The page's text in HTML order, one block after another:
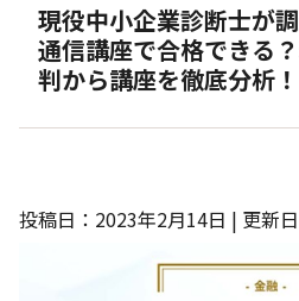
現役中小企業診断士が
通信講座で合格できる
判から講座を徹底分析！
投稿日：2023年2月14日 | 更新